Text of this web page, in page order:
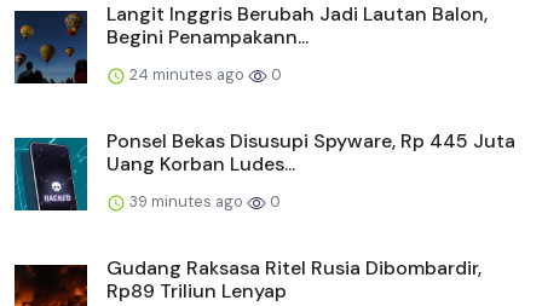
Langit Inggris Berubah Jadi Lautan Balon,
Begini Penampakann...
24 minutes ago 0
Ponsel Bekas Disusupi Spyware, Rp 445 Juta
Uang Korban Ludes...
39 minutes ago 0
Gudang Raksasa Ritel Rusia Dibombardir,
Rp89 Triliun Lenyap